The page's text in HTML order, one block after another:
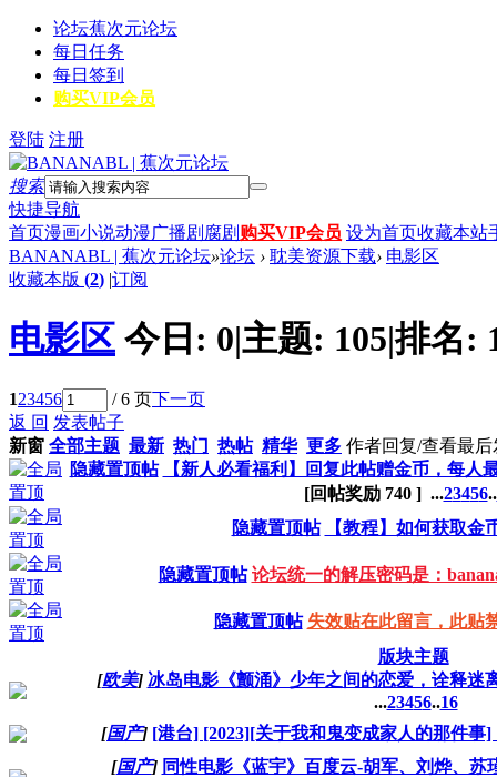
论坛蕉次元论坛
每日任务
每日签到
购买VIP会员
登陆 注册
搜索
快捷导航
首页漫画小说动漫广播剧 腐剧 购买VIP会员 设为首页收藏本站
BANANABL | 蕉次元论坛»论坛 › 耽美资源下载› 电影区
收藏本版 (2) |订阅
电影区 今日: 0|主题: 105|排名:
123456 / 6 页下一页
返 回 发表帖子
新窗 全部主题 最新 热门 热帖 精华 更多 作者回复/查看最后
隐藏置顶帖
【新人必看福利】回复此帖赠金币，每人
[回帖奖励 740] ...23456..
隐藏置顶帖
【教程】如何获取金
隐藏置顶帖 论坛统一的解压密码是：
隐藏置顶帖 失效贴在此留言，此贴
版块主题
[欧美] 冰岛电影《颤涌》少年之间的恋爱，诠释迷
...23456..16
[国产] [港台] [2023][关于我和鬼变成家人的那件事]
[国产] 同性电影《蓝宇》百度云-胡军、刘烨、苏